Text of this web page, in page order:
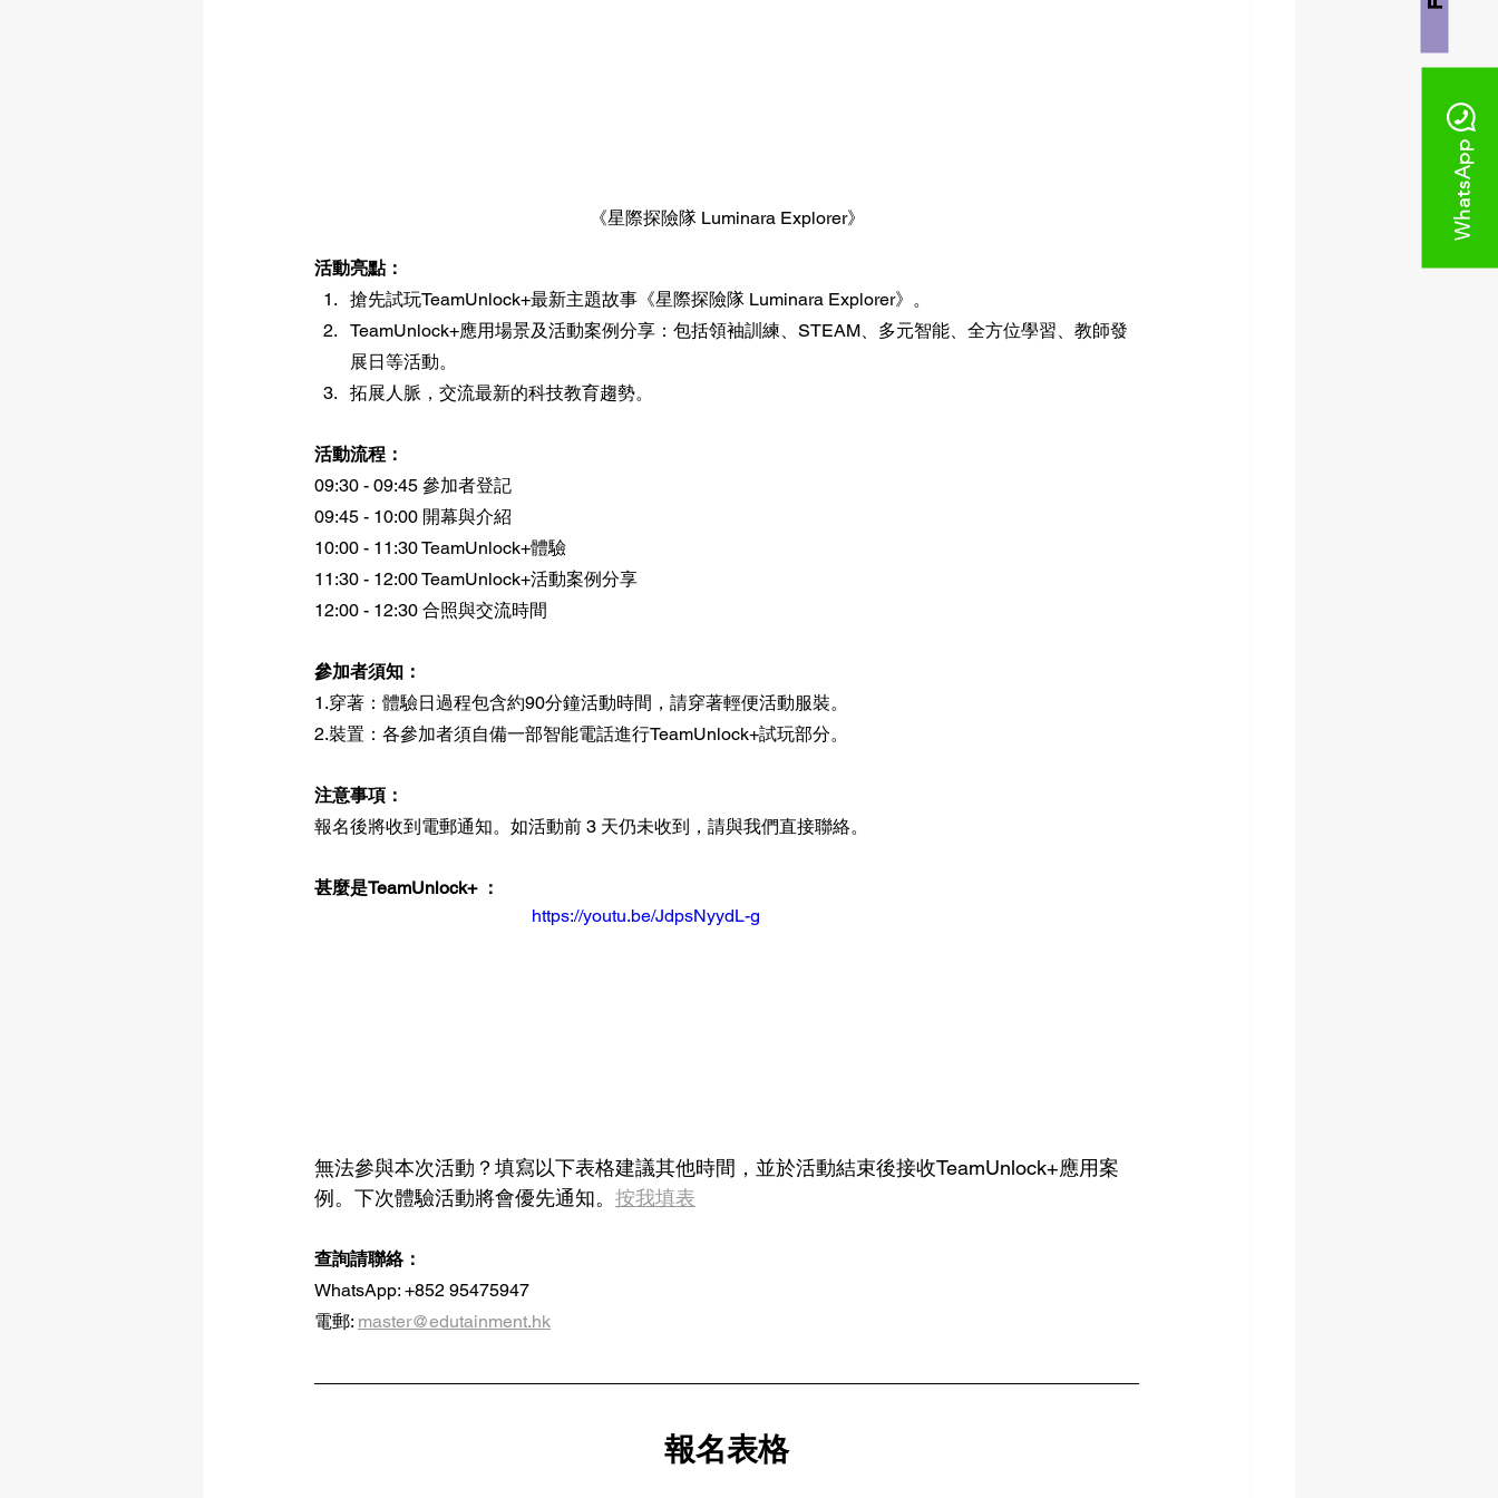
WhatsApp
《星際探險隊 Luminara Explorer》
活動亮點：
搶先試玩TeamUnlock+最新主題故事《星際探險隊 Luminara Explorer》。
TeamUnlock+應用場景及活動案例分享：包括領袖訓練、STEAM、多元智能、全方位學習、教師發
展日等活動。
拓展人脈，交流最新的科技教育趨勢。
活動流程：
09:30 - 09:45 參加者登記
09:45 - 10:00 開幕與介紹
10:00 - 11:30 TeamUnlock+體驗
11:30 - 12:00 TeamUnlock+活動案例分享
12:00 - 12:30 合照與交流時間
參加者須知：
1.穿著：體驗日過程包含約90分鐘活動時間，請穿著輕便活動服裝。
2.裝置：各參加者須自備一部智能電話進行TeamUnlock+試玩部分。
注意事項：
報名後將收到電郵通知。如活動前 3 天仍未收到，請與我們直接聯絡。
甚麼是TeamUnlock+ ：
https://youtu.be/JdpsNyydL-g
無法參與本次活動？填寫以下表格建議其他時間，並於活動結束後接收TeamUnlock+應用案
例。下次體驗活動將會優先通知。 按我填表
查詢請聯絡：
WhatsApp: +852 95475947
電郵: master@edutainment.hk
報名表格